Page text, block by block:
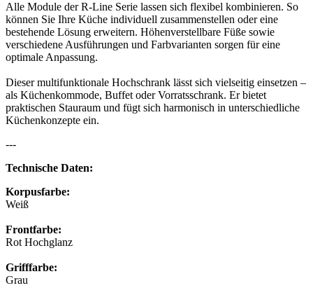
Alle Module der R-Line Serie lassen sich flexibel kombinieren. So
können Sie Ihre Küche individuell zusammenstellen oder eine
bestehende Lösung erweitern. Höhenverstellbare Füße sowie
verschiedene Ausführungen und Farbvarianten sorgen für eine
optimale Anpassung.
Dieser multifunktionale Hochschrank lässt sich vielseitig einsetzen –
als Küchenkommode, Buffet oder Vorratsschrank. Er bietet
praktischen Stauraum und fügt sich harmonisch in unterschiedliche
Küchenkonzepte ein.
---
Technische Daten:
Korpusfarbe:
Weiß
Frontfarbe:
Rot Hochglanz
Grifffarbe:
Grau